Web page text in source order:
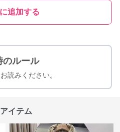
追加する
のルール
読みください。
イテム